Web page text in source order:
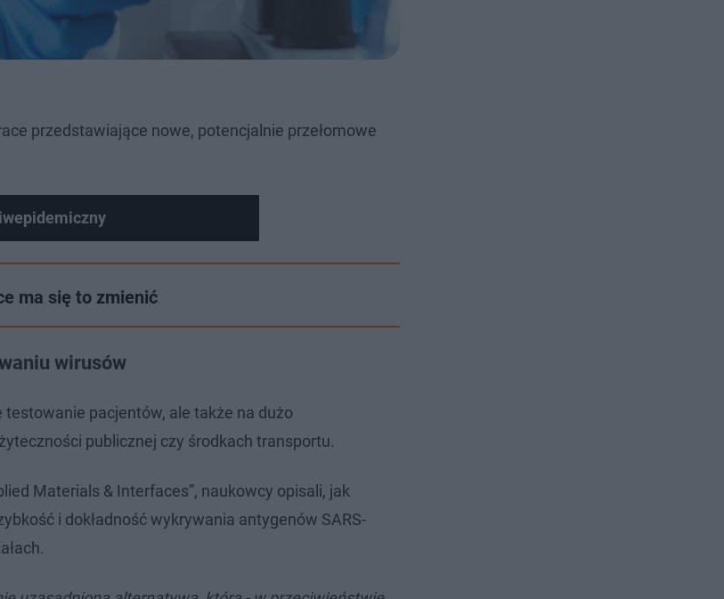
przedstawiające nowe, potencjalnie przełomowe
ma się to zmienić
wirusów
pacjentów, ale także na dużo
publicznej czy środkach transportu.
Materials & Interfaces”, naukowcy opisali, jak
i dokładność wykrywania antygenów SARS-